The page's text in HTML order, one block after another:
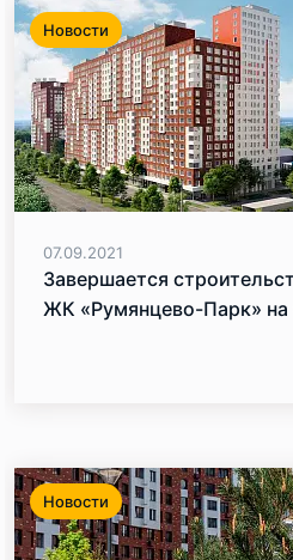
Новости
07.09.2021
Завершается
ЖК «Румянцево-Парк» на
Новости